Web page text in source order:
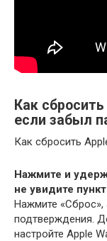
Как
если забыл
Как сбросить
Нажмите и
не увидите
Нажмите «Сброс»,
подтверждения.
настройте Apple